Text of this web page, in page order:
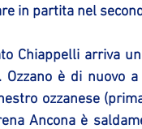
in partita nel
Chiappelli arriva
Ozzano è di
ozzanese
Ancona è